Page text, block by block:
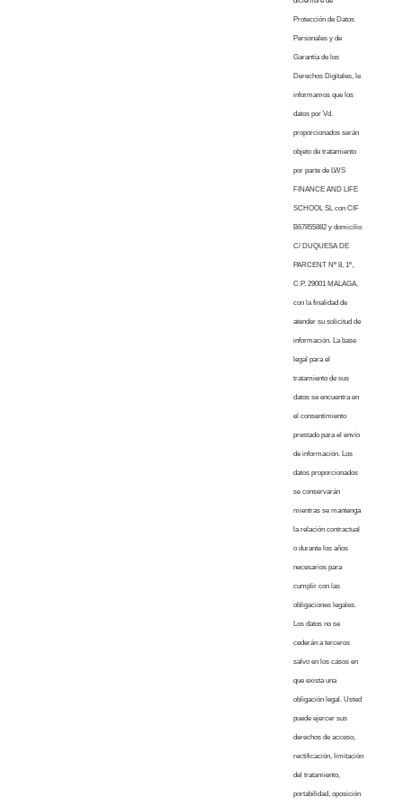
Protección de Datos
Personales y de
Garantía de los
Derechos Digitales, le
informamos que los
datos por Vd.
proporcionados serán
objeto de tratamiento
por parte de LWS
FINANCE AND LIFE
SCHOOL SL con CIF
B67855882 y domicilio
C/ DUQUESA DE
PARCENT Nº 8, 1º,
C.P. 29001 MALAGA,
con la finalidad de
atender su solicitud de
información. La base
legal para el
tratamiento de sus
datos se encuentra en
el consentimiento
prestado para el envío
de información. Los
datos proporcionados
se conservarán
mientras se mantenga
la relación contractual
o durante los años
necesarios para
cumplir con las
obligaciones legales.
Los datos no se
cederán a terceros
salvo en los casos en
que exista una
obligación legal. Usted
puede ejercer sus
derechos de acceso,
rectificación, limitación
del tratamiento,
portabilidad, oposición